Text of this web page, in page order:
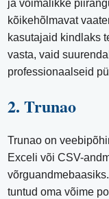
ja võimalikke
kõikehõlmavat
kasutajaid kindlaks
vasta, vaid
professionaalseid
2. Trunao
Trunao on
Exceli või CSV-
tuntud oma võime